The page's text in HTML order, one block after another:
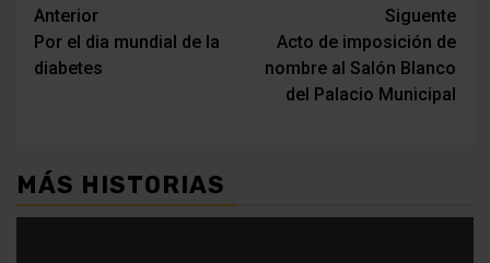
Navegación
de
Anterior
Por el dia mundial de la
diabetes
Siguente
Acto de imposición de
nombre al Salón Blanco
del Palacio Municipal
MÁS HISTORIAS